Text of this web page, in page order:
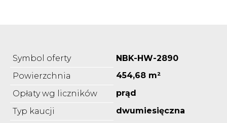
Symbol oferty
NBK-HW-2890
Powierzchnia
454,68 m²
Opłaty wg liczników
prąd
Typ kaucji
dwumiesięczna